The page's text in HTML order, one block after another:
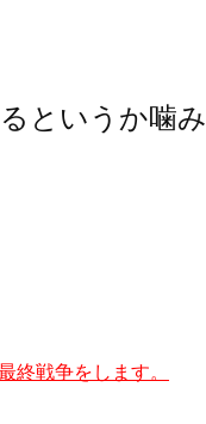
というか噛
終戦争をします。